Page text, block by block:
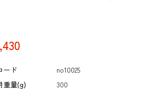
素材
デコレーション･色
ード
no10025
重量(g)
300